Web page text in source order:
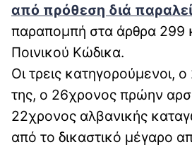
από πρόθεση διά
παραπομπή στα άρθρα 299
Ποινικού Κώδικα.
Οι τρεις κατηγορούμενοι,
της, ο 26χρονος πρώην
22χρονος αλβανικής
από το δικαστικό μέγαρο